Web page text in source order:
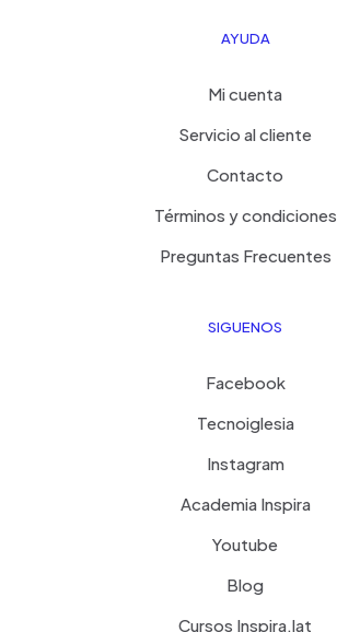
AYUDA
Mi cuenta
Servicio al cliente
Contacto
Términos y condiciones
Preguntas Frecuentes
SIGUENOS
Facebook
Tecnoiglesia
Instagram
Academia Inspira
Youtube
Blog
Cursos Inspira.lat